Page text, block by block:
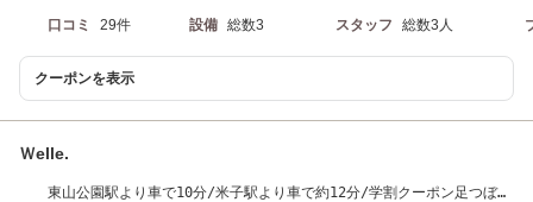
口コミ 29件 設備 総数3 スタッフ 総数3人
クーポンを表示
Ｗelle.
東山公園駅より車で10分/米子駅より車で約12分/学割クーポン足つぼ